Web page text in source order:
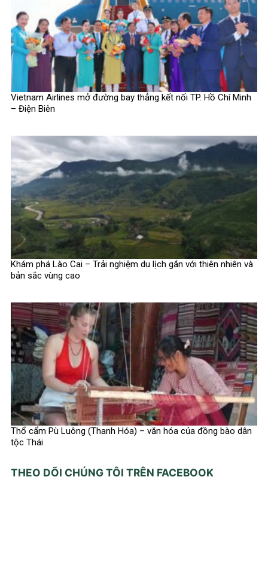
Vietnam Airlines mở đường bay thẳng kết nối TP. Hồ Chí Minh
– Điện Biên
Khám phá Lào Cai – Trải nghiệm du lịch gắn với thiên nhiên và
bản sắc vùng cao
Thổ cẩm Pù Luông (Thanh Hóa) – văn hóa của đồng bào dân
tộc Thái
THEO DÕI CHÚNG TÔI TRÊN FACEBOOK